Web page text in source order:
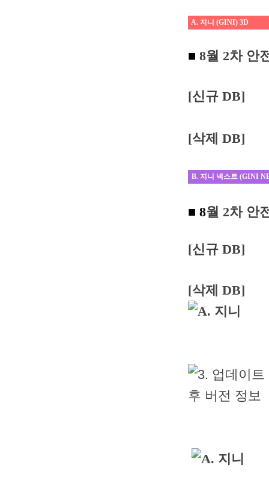
A. 지니 (GINI) 3D
■ 8월 2차 안
[신규 DB]
[삭제 DB]
B. 지니 넥스트 (GINI
■ 8월 2차 안
[신규 DB]
[삭제 DB]